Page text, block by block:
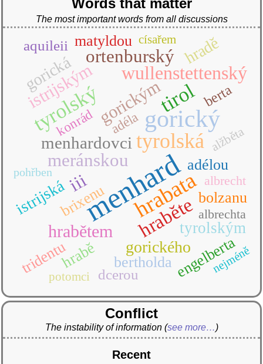
Words that matter
The most important words from all discussions
menhard
gorický
hrabata
tyrolská
tirol
tyrolský
hraběte
wullenstettenský
iii
meránskou
ortenburský
gorickým
hrabětem
istrijským
menhardovci
gorická
gorického
hradě
istrijská
tyrolským
adélou
bertholda
bolzanu
brixenu
engelberta
hrabě
matyldou
tridentu
aquileii
dcerou
berta
adéla
konrád
albrecht
albrechta
alžběta
císařem
potomci
nejméně
pohřben
Conflict
The instability of information (see more…)
Recent